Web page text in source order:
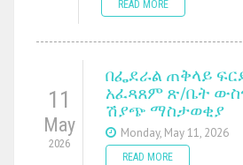
READ MORE
11
May
2026
በፌደራል ጠቅላይ
አፈጻጸም ጽ/ቤት
ሽያጭ ማስታወቂያ
Monday, May 11, 2026
READ MORE